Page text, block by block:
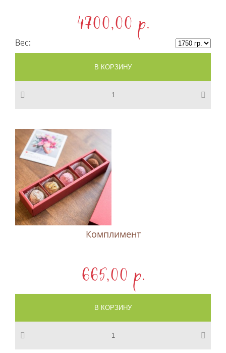
4700,00 p.
Вес
Комплимент
665,00 p.